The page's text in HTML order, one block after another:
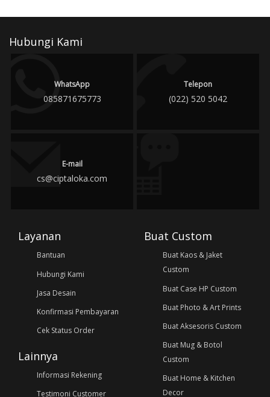
Hubungi Kami
WhatsApp
085871675773
Telepon
(022) 520 5042
E-mail
cs@ciptaloka.com
Layanan
Bantuan
Hubungi Kami
Jasa Desain
Konfirmasi Pembayaran
Cek Status Order
Lainnya
Informasi Rekening
Testimoni Customer
Buat Custom
Buat Kaos & Jaket
Custom
Buat Case HP Custom
Buat Photo & Art Prints
Buat Aksesoris Custom
Buat Mug & Botol
Custom
Buat Home & Kitchen
Decor